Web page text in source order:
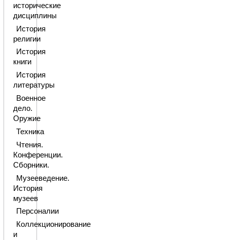
исторические
дисциплины
История
религии
История
книги
История
литературы
Военное
дело.
Оружие
Техника
Чтения.
Конференции.
Сборники.
Музееведение.
История
музеев
Персоналии
Коллекционирование
и